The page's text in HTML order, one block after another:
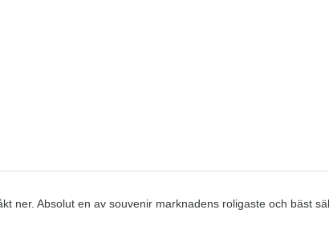
ner. Absolut en av souvenir marknadens roligaste och bäst